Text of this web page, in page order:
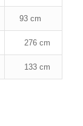
93 cm
276 cm
133 cm